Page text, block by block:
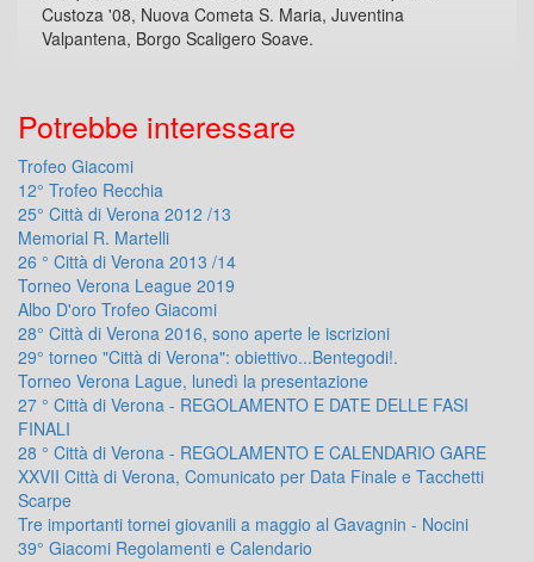
Custoza '08, Nuova Cometa S. Maria, Juventina
Valpantena, Borgo Scaligero Soave.
Potrebbe interessare
Trofeo Giacomi
12° Trofeo Recchia
25° Città di Verona 2012 /13
Memorial R. Martelli
26 ° Città di Verona 2013 /14
Torneo Verona League 2019
Albo D'oro Trofeo Giacomi
28° Città di Verona 2016, sono aperte le iscrizioni
29° torneo "Città di Verona": obiettivo...Bentegodi!.
Torneo Verona Lague, lunedì la presentazione
27 ° Città di Verona - REGOLAMENTO E DATE DELLE FASI
FINALI
28 ° Città di Verona - REGOLAMENTO E CALENDARIO GARE
XXVII Città di Verona, Comunicato per Data Finale e Tacchetti
Scarpe
Tre importanti tornei giovanili a maggio al Gavagnin - Nocini
39° Giacomi Regolamenti e Calendario